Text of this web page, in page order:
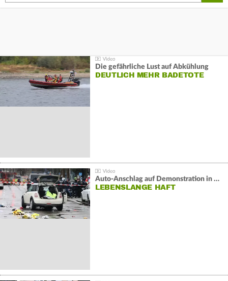
Die gefährliche Lust auf Abkühlung
DEUTLICH MEHR BADETOTE
Auto-Anschlag auf Demonstration in München:
LEBENSLANGE HAFT